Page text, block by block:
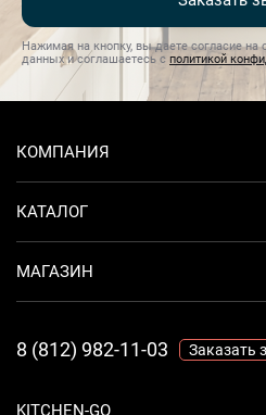
Нажимая на кнопку, вы даете согласие на
данных и соглашаетесь с политикой
KITCHEN-GO
КОМПАНИЯ
КАТАЛОГ
МАГАЗИН
8 (812) 982-11-03 Заказать